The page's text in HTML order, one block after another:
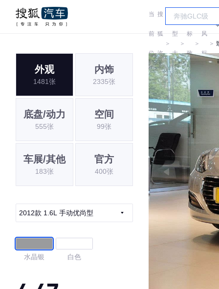
当
前
位
置:
搜
狐
汽
车
＞
车
型
大
全
＞
标
致
＞
东
风
标
＞
外观
1481张
内饰
2335张
底盘/动力
555张
空间
99张
车展/其他
183张
官方
400张
2012款 1.6L 手动优尚型
水晶银 白色